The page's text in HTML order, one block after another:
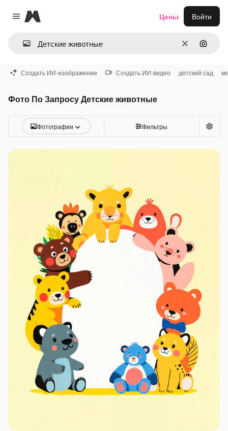
Close menu
Magnific
ОчиститьПоиск
Цены Войти
Создать ИИ-изображение Создать ИИ-видео детский сад
Фото По Запросу Детские животные
Фотографии Фильтры